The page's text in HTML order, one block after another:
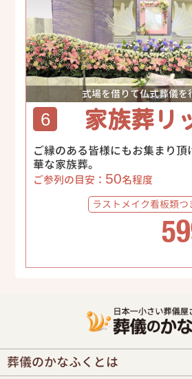
式場を借りて仏式葬儀を
6 家族葬リ
ご縁のある皆様にもお集まり頂
華な家族葬。
ご参列の目安： 50名程度
ラストメイク看板類つ
葬儀のかなふくとは